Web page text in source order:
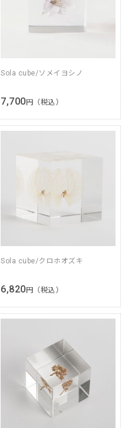
Sola cube/ソメイヨシノ
7,700 円（税込）
Sola cube/クロホオズキ
6,820 円（税込）